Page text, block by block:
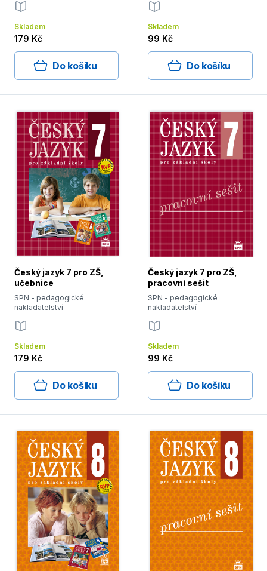
Skladem
179 Kč
Do košíku
Skladem
99 Kč
Do košíku
Český jazyk 7 pro ZŠ,
učebnice
SPN - pedagogické
nakladatelství
Skladem
179 Kč
Do košíku
Český jazyk 7 pro ZŠ,
pracovní sešit
SPN - pedagogické
nakladatelství
Skladem
99 Kč
Do košíku